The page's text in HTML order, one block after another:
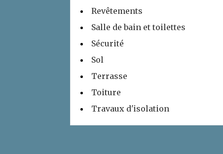
Revêtements
Salle de bain et toilettes
Sécurité
Sol
Terrasse
Toiture
Travaux d'isolation